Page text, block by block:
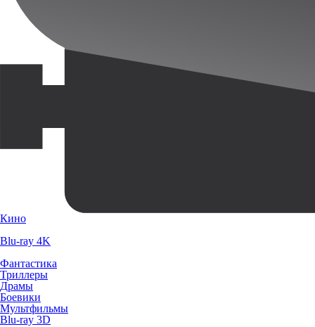
Кино
Blu-ray 4K
Фантастика
Триллеры
Драмы
Боевики
Мультфильмы
Blu-ray 3D